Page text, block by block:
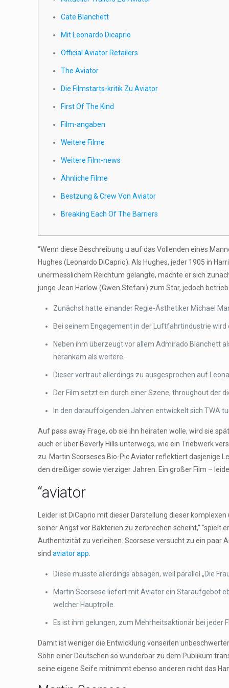
Cate Blanchett
Mit Leonardo Dicaprio
Official Aviator Retailers
The Aviator
Die Filmstarts-kritik Zu Aviator
First Of The Kind
Film-angaben
Weitere Filme
Weitere Film-news
Ähnliche Filme
Bestzung & Crew Von Aviator
Breaking Each Of The Barriers
“Wenn diese Beschreibung u auf das Vollenden eines
Hughes (Leonardo DiCaprio). Als Hughes, jeder 1905 in
unermesslichem Reichtum gelangte, machte er sich
junge Jean Harlow (Gwen Stefani) zum Star, jedoch
Zunächst hatte einander Regie-Ästhetiker Michael
Bei seinem Engagement in der Luftfahrtindustrie
Neben ihm überzeugt vor allem Admirado Blanchett
herankam als weitere.
Dieser vertraut allerdings zu ausgesprochen auf
Der Film setzt ein durch einer Szene, throughout der
In den darauffolgenden Jahren entwickelt sich TWA
Auf pass away Frage, ob sie ihn heiraten wolle, wird sie
auch er über Beverly Hills unterwegs, wie ein Triebwerk
zu. Martin Scorseses Bio-Pic Aviator reflektiert dasjenige
den dreißiger sowie vierziger Jahren. Ein großer Film –
“aviator
Leider ist DiCaprio mit dieser Darstellung dieser
seiner Angst vor Bakterien zu zerbrechen scheint,” “spielt
Authentizität zu verleihen. Scorsese versucht zu ein paar
sindaviator app
Diese musste allerdings absagen, weil parallel „Die
Martin Scorsese liefert mit Aviator ein Staraufgebot
welcher Hauptrolle.
Es ist ihm gelungen, zum Mehrheitsaktionär bei jeder
Damit ist weniger die Entwicklung vonseiten
Sohn einer Deutschen so wunderbar zu dem Publikum
seine eigene Seife mitnimmt ebenso anderen nicht das